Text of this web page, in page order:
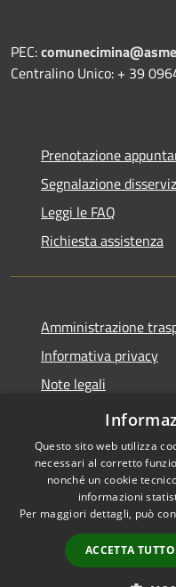
PEC:
Centralino Unico: + 39
Prenotazione
Segnalazione
Leggi le FAQ
Richiesta assistenza
Amministrazione
Informativa privacy
Note legali
Dichiarazione di
Accessibilità
Questo sito web utilizza
necessari al corretto
nonché un cookie
informazioni
Per maggiori dettagli, può
ACCETTA TUTTO